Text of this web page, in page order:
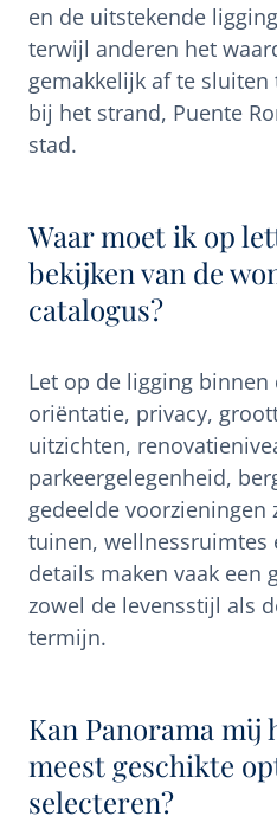
en de uitstekende
terwijl anderen het
gemakkelijk af te
bij het strand, Puente
stad.
Waar moet ik op
bekijken van de
catalogus?
Let op de ligging binnen
oriëntatie, privacy,
uitzichten,
parkeergelegenheid,
gedeelde voorzieningen
tuinen, wellnessruimtes
details maken vaak een
zowel de levensstijl als
termijn.
Kan Panorama mij
meest geschikte
selecteren?